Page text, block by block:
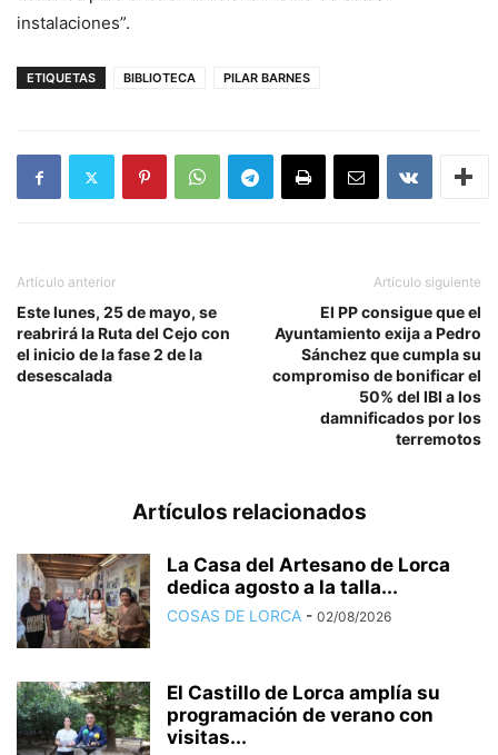
instalaciones”.
ETIQUETAS BIBLIOTECA PILAR BARNES
Artículo anterior
Este lunes, 25 de mayo, se
reabrirá la Ruta del Cejo con
el inicio de la fase 2 de la
desescalada
Artículo siguiente
El PP consigue que el
Ayuntamiento exija a Pedro
Sánchez que cumpla su
compromiso de bonificar el
50% del IBI a los
damnificados por los
terremotos
Artículos relacionados
La Casa del Artesano de Lorca
dedica agosto a la talla...
COSAS DE LORCA - 02/08/2026
El Castillo de Lorca amplía su
programación de verano con
visitas...